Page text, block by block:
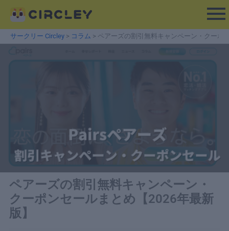
を
ス
サークリー Circley > コラム > ペアーズの割引無料キャンペーン・クーポ
ペアーズの割引無料キャンペーン・
クーポンセールまとめ【2026年最新
版】